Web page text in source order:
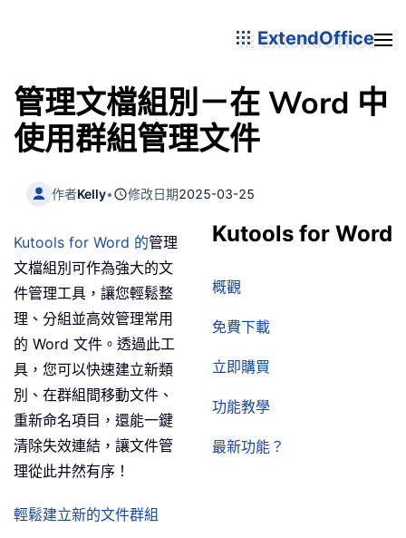
ExtendOffice
管理文檔組別－在 Word 中
使用群組管理文件
作者Kelly• 修改日期2025-03-25
Kutools for Word
概觀
免費下載
立即購買
功能教學
最新功能？
Kutools for Word 的管理
文檔組別可作為強大的文
件管理工具，讓您輕鬆整
理、分組並高效管理常用
的 Word 文件。透過此工
具，您可以快速建立新類
別、在群組間移動文件、
重新命名項目，還能一鍵
清除失效連結，讓文件管
理從此井然有序！
輕鬆建立新的文件群組